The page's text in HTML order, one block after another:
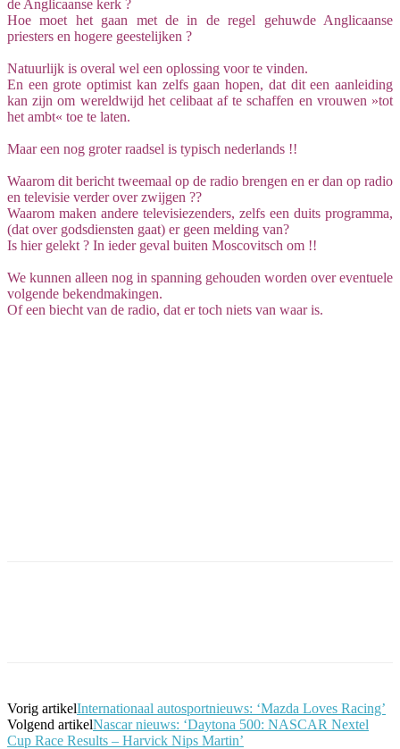
de Anglicaanse kerk ?
Hoe moet het gaan met de in de regel gehuwde Anglicaanse
priesters en hogere geestelijken ?
Natuurlijk is overal wel een oplossing voor te vinden.
En een grote optimist kan zelfs gaan hopen, dat dit een aanleiding
kan zijn om wereldwijd het celibaat af te schaffen en vrouwen »tot
het ambt« toe te laten.
Maar een nog groter raadsel is typisch nederlands !!
Waarom dit bericht tweemaal op de radio brengen en er dan op radio
en televisie verder over zwijgen ??
Waarom maken andere televisiezenders, zelfs een duits programma,
(dat over godsdiensten gaat) er geen melding van?
Is hier gelekt ? In ieder geval buiten Moscovitsch om !!
We kunnen alleen nog in spanning gehouden worden over eventuele
volgende bekendmakingen.
Of een biecht van de radio, dat er toch niets van waar is.
Vorig artikelInternationaal autosportnieuws: ‘Mazda Loves Racing’
Volgend artikelNascar nieuws: ‘Daytona 500: NASCAR Nextel
Cup Race Results – Harvick Nips Martin’